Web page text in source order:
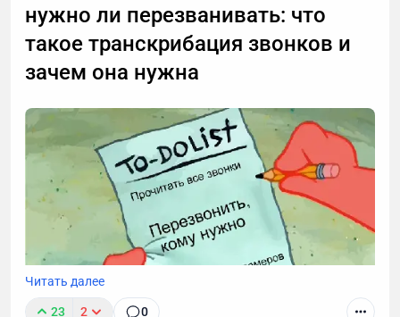
нужно ли перезванивать: что
такое транскрибация звонков и
зачем она нужна
Читать далее
23 2 0